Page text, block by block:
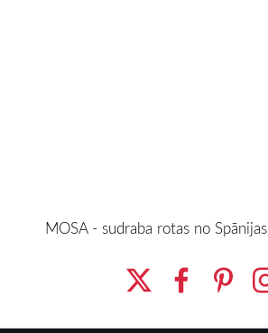
MOSA - sudraba rotas no Spānijas